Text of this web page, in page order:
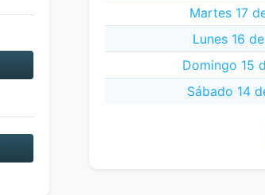
Martes 17
Lunes 16
Domingo 15
Sábado 14